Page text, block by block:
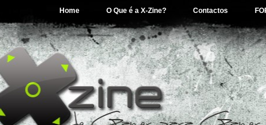
Home O Que é a X-Zine? Contactos